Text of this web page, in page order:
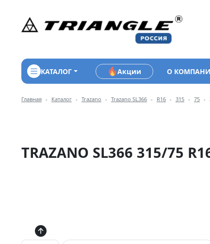
КАТАЛОГ Акции О
Навигация по
Главная Каталог Trazano Trazano SL366 R16 315 75
TRAZANO SL366 315/75